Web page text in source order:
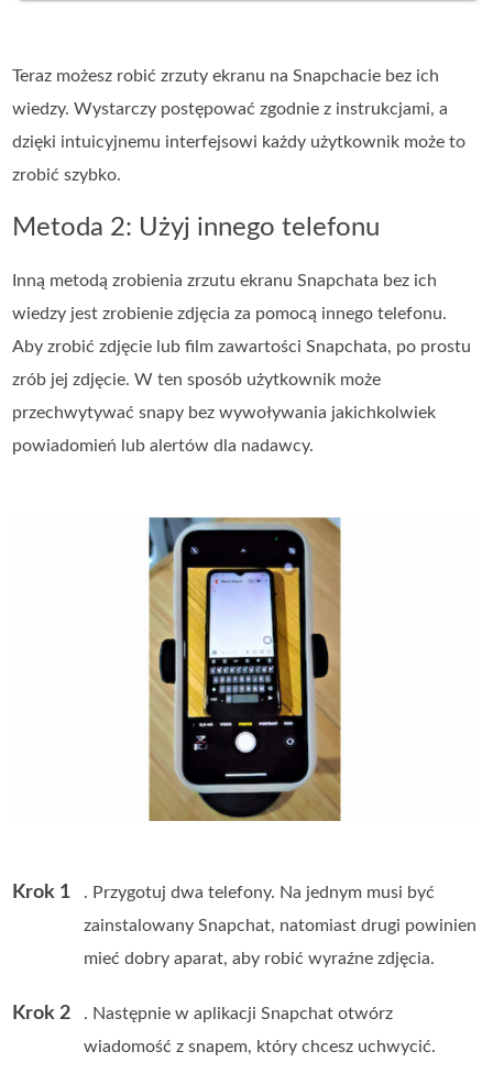
Teraz możesz robić zrzuty ekranu na Snapchacie bez ich
wiedzy. Wystarczy postępować zgodnie z instrukcjami, a
dzięki intuicyjnemu interfejsowi każdy użytkownik może to
zrobić szybko.
Metoda 2: Użyj innego telefonu
Inną metodą zrobienia zrzutu ekranu Snapchata bez ich
wiedzy jest zrobienie zdjęcia za pomocą innego telefonu.
Aby zrobić zdjęcie lub film zawartości Snapchata, po prostu
zrób jej zdjęcie. W ten sposób użytkownik może
przechwytywać snapy bez wywoływania jakichkolwiek
powiadomień lub alertów dla nadawcy.
Krok 1
. Przygotuj dwa telefony. Na jednym musi być
zainstalowany Snapchat, natomiast drugi powinien
mieć dobry aparat, aby robić wyraźne zdjęcia.
Krok 2
. Następnie w aplikacji Snapchat otwórz
wiadomość z snapem, który chcesz uchwycić.